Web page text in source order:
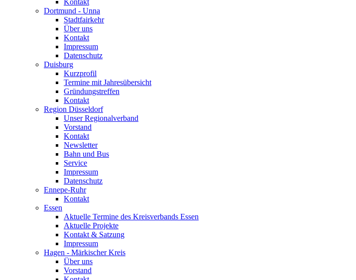
Kontakt
Dortmund - Unna
Stadtfairkehr
Über uns
Kontakt
Impressum
Datenschutz
Duisburg
Kurzprofil
Termine mit Jahresübersicht
Gründungstreffen
Kontakt
Region Düsseldorf
Unser Regionalverband
Vorstand
Kontakt
Newsletter
Bahn und Bus
Service
Impressum
Datenschutz
Ennepe-Ruhr
Kontakt
Essen
Aktuelle Termine des Kreisverbands Essen
Aktuelle Projekte
Kontakt & Satzung
Impressum
Hagen - Märkischer Kreis
Über uns
Vorstand